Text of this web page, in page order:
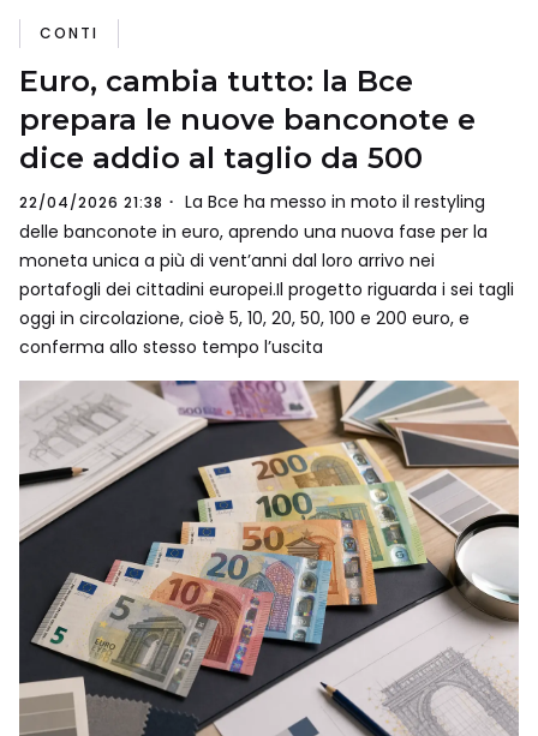
CONTI
Euro, cambia tutto: la Bce
prepara le nuove banconote e
dice addio al taglio da 500
22/04/2026 21:38
La Bce ha messo in moto il restyling
delle banconote in euro, aprendo una nuova fase per la
moneta unica a più di vent’anni dal loro arrivo nei
portafogli dei cittadini europei.Il progetto riguarda i sei tagli
oggi in circolazione, cioè 5, 10, 20, 50, 100 e 200 euro, e
conferma allo stesso tempo l’uscita